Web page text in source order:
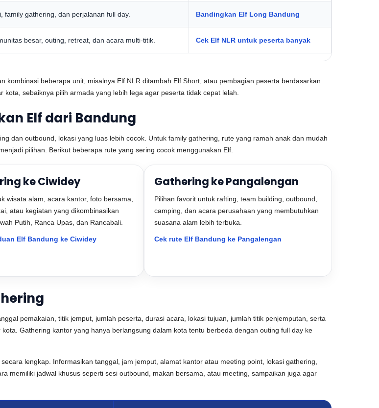
family gathering, dan perjalanan full day. Bandingkan Elf Long Bandung
besar, outing, retreat, dan acara multi-titik. Cek Elf NLR untuk peserta banyak
beberapa unit, misalnya Elf NLR ditambah Elf Short, atau pembagian peserta berdasarkan
sebaiknya pilih armada yang lebih lega agar peserta tidak cepat lelah.
Elf dari Bandung
dan outbound, lokasi yang luas lebih cocok. Untuk family gathering, rute yang ramah anak dan mudah
pilihan. Berikut beberapa rute yang sering cocok menggunakan Elf.
ke Ciwidey
wisata alam, acara kantor, foto bersama,
atau kegiatan yang dikombinasikan
Putih, Ranca Upas, dan Rancabali.
Elf Bandung ke Ciwidey
Gathering ke Pangalengan
Pilihan favorit untuk rafting, team building, outbound,
camping, dan acara perusahaan yang membutuhkan
suasana alam lebih terbuka.
Cek rute Elf Bandung ke Pangalengan
pemakaian, titik jemput, jumlah peserta, durasi acara, lokasi tujuan, jumlah titik penjemputan, serta
Gathering kantor yang hanya berlangsung dalam kota tentu berbeda dengan outing full day ke
lengkap. Informasikan tanggal, jam jemput, alamat kantor atau meeting point, lokasi gathering,
memiliki jadwal khusus seperti sesi outbound, makan bersama, atau meeting, sampaikan juga agar